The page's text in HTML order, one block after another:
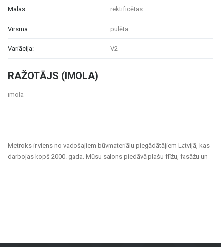
RAŽOTĀJS (IMOLA)
Imola
Malas: rektificētas
Virsma: pulēta
Variācija: V2
Metroks ir viens no vadošajiem būvmateriālu piegādātājiem Latvijā, kas
darbojas kopš 2000. gada. Mūsu salons piedāvā plašu flīžu, fasāžu un